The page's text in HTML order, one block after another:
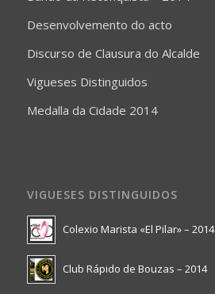
Desenvolvemento do acto
Discurso de Clausura do Alcalde
Vigueses Distinguidos
Medalla da Cidade 2014
VIGUESES DISTINGUIDOS
Colexio Marista «El Pilar» – 2014
Club Rápido de Bouzas – 2014